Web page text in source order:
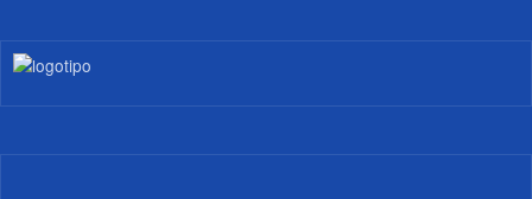
Imagen